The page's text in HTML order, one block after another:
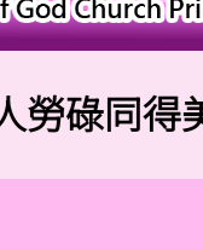
同得美